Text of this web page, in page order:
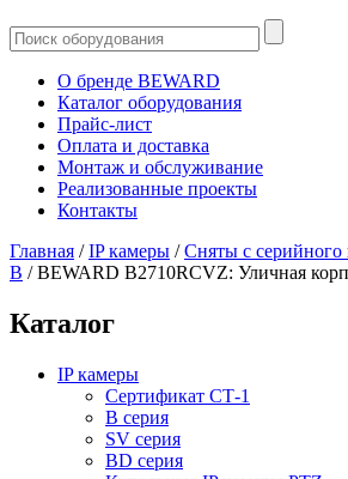
О бренде BEWARD
Каталог оборудования
Прайс-лист
Оплата и доставка
Монтаж и обслуживание
Реализованные проекты
Контакты
Главная /IP камеры /Сняты с серийного
B /BEWARD B2710RCVZ: Уличная
Каталог
IP камеры
Сертификат СТ-1
B серия
SV серия
BD серия